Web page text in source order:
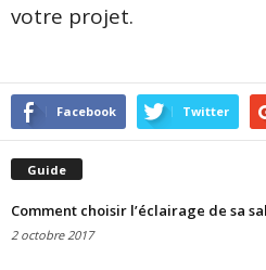
votre projet.
Facebook Twitter
Guide
Comment choisir l’éclairage de sa
2 octobre 2017